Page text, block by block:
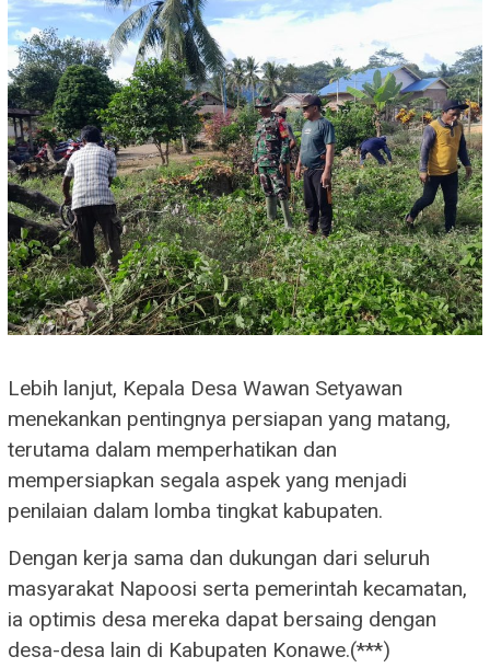
Lebih lanjut, Kepala Desa Wawan Setyawan
menekankan pentingnya persiapan yang matang,
terutama dalam memperhatikan dan
mempersiapkan segala aspek yang menjadi
penilaian dalam lomba tingkat kabupaten.
Dengan kerja sama dan dukungan dari seluruh
masyarakat Napoosi serta pemerintah kecamatan,
ia optimis desa mereka dapat bersaing dengan
desa-desa lain di Kabupaten Konawe.(***)